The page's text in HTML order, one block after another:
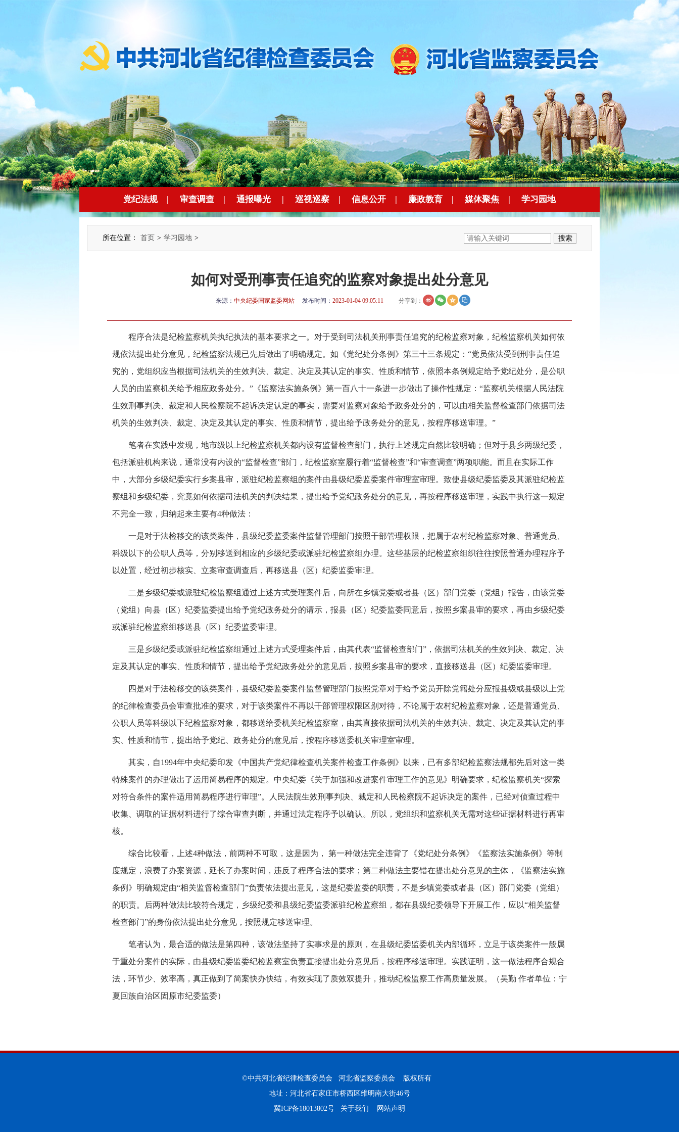
党纪法规 | 审查调查 | 通报曝光 | 巡视巡察 | 信息公开 | 廉政教育 | 媒体聚焦 | 学习园地
所在位置： 首页 > 学习园地 >
如何对受刑事责任追究的监察对象提出处分意见
来源： 中央纪委国家监委网站 发布时间： 2023-01-04 09:05:11 分享到：
程序合法是纪检监察机关执纪执法的基本要求之一。对于受到司法机关刑事责任追究的纪检监察对象，纪检监察机关如何依
规依法提出处分意见，纪检监察法规已先后做出了明确规定。如《党纪处分条例》第三十三条规定：“党员依法受到刑事责任追
究的，党组织应当根据司法机关的生效判决、裁定、决定及其认定的事实、性质和情节，依照本条例规定给予党纪处分，是公职
人员的由监察机关给予相应政务处分。”《监察法实施条例》第一百八十一条进一步做出了操作性规定：“监察机关根据人民法院
生效刑事判决、裁定和人民检察院不起诉决定认定的事实，需要对监察对象给予政务处分的，可以由相关监督检查部门依据司法
机关的生效判决、裁定、决定及其认定的事实、性质和情节，提出给予政务处分的意见，按程序移送审理。”
笔者在实践中发现，地市级以上纪检监察机关都内设有监督检查部门，执行上述规定自然比较明确；但对于县乡两级纪委，
包括派驻机构来说，通常没有内设的“监督检查”部门，纪检监察室履行着“监督检查”和“审查调查”两项职能。而且在实际工作
中，大部分乡级纪委实行乡案县审，派驻纪检监察组的案件由县级纪委监委案件审理室审理。致使县级纪委监委及其派驻纪检监
察组和乡级纪委，究竟如何依据司法机关的判决结果，提出给予党纪政务处分的意见，再按程序移送审理，实践中执行这一规定
不完全一致，归纳起来主要有4种做法：
一是对于法检移交的该类案件，县级纪委监委案件监督管理部门按照干部管理权限，把属于农村纪检监察对象、普通党员、
科级以下的公职人员等，分别移送到相应的乡级纪委或派驻纪检监察组办理。这些基层的纪检监察组织往往按照普通办理程序予
以处置，经过初步核实、立案审查调查后，再移送县（区）纪委监委审理。
二是乡级纪委或派驻纪检监察组通过上述方式受理案件后，向所在乡镇党委或者县（区）部门党委（党组）报告，由该党委
（党组）向县（区）纪委监委提出给予党纪政务处分的请示，报县（区）纪委监委同意后，按照乡案县审的要求，再由乡级纪委
或派驻纪检监察组移送县（区）纪委监委审理。
三是乡级纪委或派驻纪检监察组通过上述方式受理案件后，由其代表“监督检查部门”，依据司法机关的生效判决、裁定、决
定及其认定的事实、性质和情节，提出给予党纪政务处分的意见后，按照乡案县审的要求，直接移送县（区）纪委监委审理。
四是对于法检移交的该类案件，县级纪委监委案件监督管理部门按照党章对于给予党员开除党籍处分应报县级或县级以上党
的纪律检查委员会审查批准的要求，对于该类案件不再以干部管理权限区别对待，不论属于农村纪检监察对象，还是普通党员、
公职人员等科级以下纪检监察对象，都移送给委机关纪检监察室，由其直接依据司法机关的生效判决、裁定、决定及其认定的事
实、性质和情节，提出给予党纪、政务处分的意见后，按程序移送委机关审理室审理。
其实，自1994年中央纪委印发《中国共产党纪律检查机关案件检查工作条例》以来，已有多部纪检监察法规都先后对这一类
特殊案件的办理做出了运用简易程序的规定。中央纪委《关于加强和改进案件审理工作的意见》明确要求，纪检监察机关“探索
对符合条件的案件适用简易程序进行审理”。人民法院生效刑事判决、裁定和人民检察院不起诉决定的案件，已经对侦查过程中
收集、调取的证据材料进行了综合审查判断，并通过法定程序予以确认。所以，党组织和监察机关无需对这些证据材料进行再审
核。
综合比较看，上述4种做法，前两种不可取，这是因为， 第一种做法完全违背了《党纪处分条例》《监察法实施条例》等制
度规定，浪费了办案资源，延长了办案时间，违反了程序合法的要求；第二种做法主要错在提出处分意见的主体，《监察法实施
条例》明确规定由“相关监督检查部门”负责依法提出意见，这是纪委监委的职责，不是乡镇党委或者县（区）部门党委（党组）
的职责。后两种做法比较符合规定，乡级纪委和县级纪委监委派驻纪检监察组，都在县级纪委领导下开展工作，应以“相关监督
检查部门”的身份依法提出处分意见，按照规定移送审理。
笔者认为，最合适的做法是第四种，该做法坚持了实事求是的原则，在县级纪委监委机关内部循环，立足于该类案件一般属
于重处分案件的实际，由县级纪委监委纪检监察室负责直接提出处分意见后，按程序移送审理。实践证明，这一做法程序合规合
法，环节少、效率高，真正做到了简案快办快结，有效实现了质效双提升，推动纪检监察工作高质量发展。（吴勤 作者单位：宁
夏回族自治区固原市纪委监委）
©中共河北省纪律检查委员会 河北省监察委员会 版权所有
地址：河北省石家庄市桥西区维明南大街46号
冀ICP备18013802号
关于我们 网站声明